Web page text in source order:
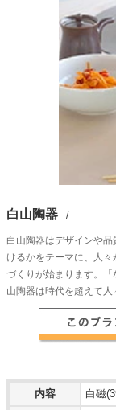
白山陶器 /
白山陶器はデザインや
けるかをテーマに、人
づくりが始まります。
山陶器は時代を超えて人
内容
白磁